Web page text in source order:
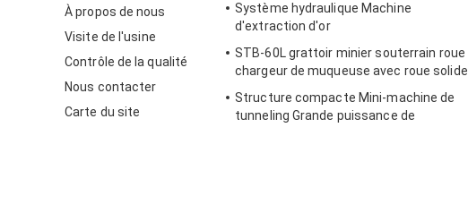
À propos de nous
Visite de l'usine
Contrôle de la qualité
Nous contacter
Carte du site
Système hydraulique Machine
d'extraction d'or
STB-60L grattoir minier souterrain roue
chargeur de muqueuse avec roue solide
Structure compacte Mini-machine de
tunneling Grande puissance de